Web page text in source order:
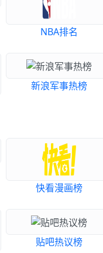
NBA排名
新浪军事热榜
快看漫画榜
贴吧热议榜